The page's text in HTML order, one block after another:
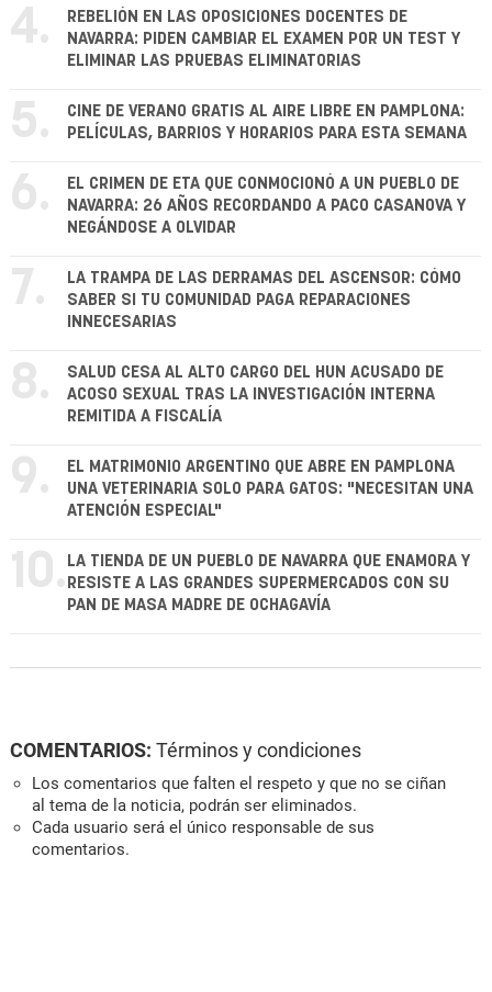
4.
REBELIÓN EN LAS OPOSICIONES DOCENTES DE
NAVARRA: PIDEN CAMBIAR EL EXAMEN POR UN TEST Y
ELIMINAR LAS PRUEBAS ELIMINATORIAS
5.
CINE DE VERANO GRATIS AL AIRE LIBRE EN PAMPLONA:
PELÍCULAS, BARRIOS Y HORARIOS PARA ESTA SEMANA
6.
EL CRIMEN DE ETA QUE CONMOCIONÓ A UN PUEBLO DE
NAVARRA: 26 AÑOS RECORDANDO A PACO CASANOVA Y
NEGÁNDOSE A OLVIDAR
7.
LA TRAMPA DE LAS DERRAMAS DEL ASCENSOR: CÓMO
SABER SI TU COMUNIDAD PAGA REPARACIONES
INNECESARIAS
8.
SALUD CESA AL ALTO CARGO DEL HUN ACUSADO DE
ACOSO SEXUAL TRAS LA INVESTIGACIÓN INTERNA
REMITIDA A FISCALÍA
9.
EL MATRIMONIO ARGENTINO QUE ABRE EN PAMPLONA
UNA VETERINARIA SOLO PARA GATOS: "NECESITAN UNA
ATENCIÓN ESPECIAL"
10. LA TIENDA DE UN PUEBLO DE NAVARRA QUE ENAMORA Y
RESISTE A LAS GRANDES SUPERMERCADOS CON SU
PAN DE MASA MADRE DE OCHAGAVÍA
COMENTARIOS: Términos y condiciones
Los comentarios que falten el respeto y que no se ciñan
al tema de la noticia, podrán ser eliminados.
Cada usuario será el único responsable de sus
comentarios.